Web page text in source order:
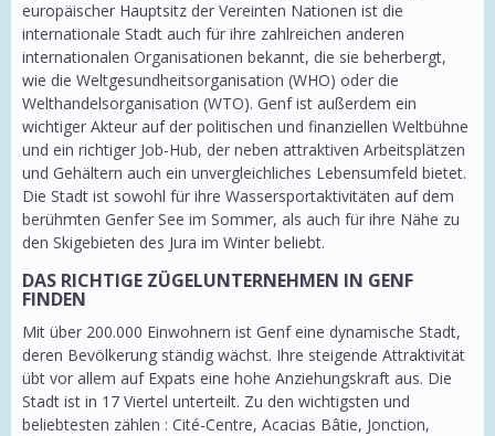
europäischer Hauptsitz der Vereinten Nationen ist die
internationale Stadt auch für ihre zahlreichen anderen
internationalen Organisationen bekannt, die sie beherbergt,
wie die Weltgesundheitsorganisation (WHO) oder die
Welthandelsorganisation (WTO). Genf ist außerdem ein
wichtiger Akteur auf der politischen und finanziellen Weltbühne
und ein richtiger Job-Hub, der neben attraktiven Arbeitsplätzen
und Gehältern auch ein unvergleichliches Lebensumfeld bietet.
Die Stadt ist sowohl für ihre Wassersportaktivitäten auf dem
berühmten Genfer See im Sommer, als auch für ihre Nähe zu
den Skigebieten des Jura im Winter beliebt.
DAS RICHTIGE ZÜGELUNTERNEHMEN IN GENF
FINDEN
Mit über 200.000 Einwohnern ist Genf eine dynamische Stadt,
deren Bevölkerung ständig wächst. Ihre steigende Attraktivität
übt vor allem auf Expats eine hohe Anziehungskraft aus. Die
Stadt ist in 17 Viertel unterteilt. Zu den wichtigsten und
beliebtesten zählen : Cité-Centre, Acacias Bâtie, Jonction,